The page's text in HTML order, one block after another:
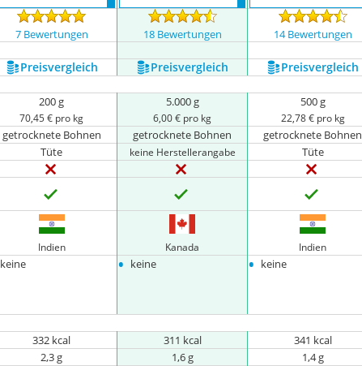
7 Bewertungen 18 Bewertungen 14 Bewertungen
Preis­vergleich Preis­vergleich Preis­vergleich
200 g
70,45 € pro kg
5.000 g
6,00 € pro kg
500 g
22,78 € pro kg
getrocknete Bohnen getrocknete Bohnen getrocknete Bohnen
Tüte keine Herstellerangabe Tüte
Indien Kanada Indien
keine • keine • keine
332 kcal 311 kcal 341 kcal
2,3 g 1,6 g 1,4 g